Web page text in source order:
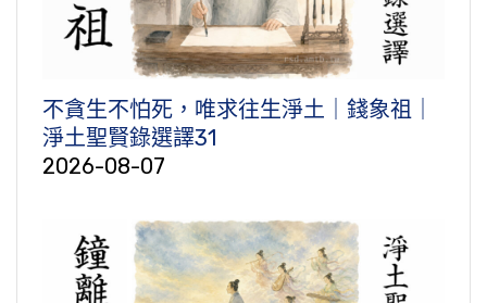
不貪生不怕死，唯求往生淨土｜錢象祖｜
淨土聖賢錄選譯31
2026-08-07